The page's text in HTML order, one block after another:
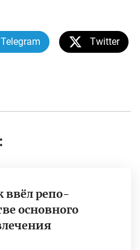
Telegram Twitter
ввёл репо-
основного